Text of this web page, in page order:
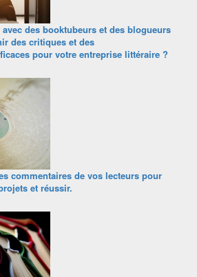
des booktubeurs et des blogueurs
des critiques et des
pour votre entreprise littéraire ?
commentaires de vos lecteurs pour
et réussir.